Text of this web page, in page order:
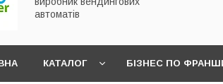
автоматів
КАТАЛОГ БІЗНЕС ПО